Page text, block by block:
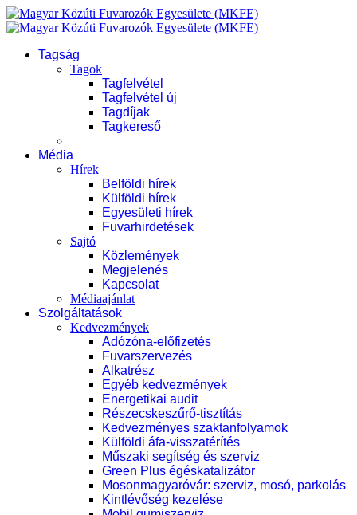
Tagság
Tagok
Tagfelvétel
Tagfelvétel új
Tagdíjak
Tagkereső
Média
Hírek
Belföldi hírek
Külföldi hírek
Egyesületi hírek
Fuvarhirdetések
Sajtó
Közlemények
Megjelenés
Kapcsolat
Médiaajánlat
Szolgáltatások
Kedvezmények
Adózóna-előfizetés
Fuvarszervezés
Alkatrész
Egyéb kedvezmények
Energetikai audit
Részecskeszűrő-tisztítás
Kedvezményes szaktanfolyamok
Külföldi áfa-visszatérítés
Műszaki segítség és szerviz
Green Plus égéskatalizátor
Mosonmagyaróvár: szerviz, mosó, parkolás
Kintlévőség kezelése